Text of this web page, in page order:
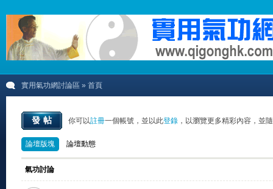
實用氣功網討論區 » 首頁
發帖 你可以註冊一個帳號，並以此登錄 ，以瀏覽更多精彩內容，並
論壇版塊 論壇動態
氣功討論